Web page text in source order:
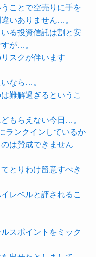
ことで空売りに手を
いありません…。
る投資信託は割と安
が…。
スクが伴います
なら…。
難解過ぎるというこ
もらえない今日…。
ランクインしているか
は賛成できません
とりわけ留意すべき
レベルと評されるこ
スポイントをミック